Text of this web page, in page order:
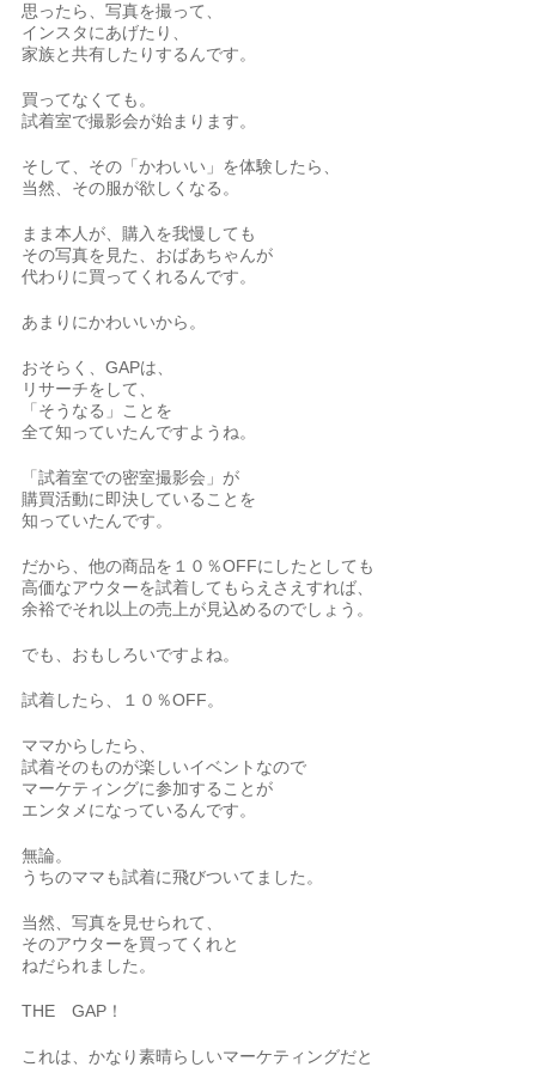
思ったら、写真を撮って、
インスタにあげたり、
家族と共有したりするんです。
買ってなくても。
試着室で撮影会が始まります。
そして、その「かわいい」を体験したら、
当然、その服が欲しくなる。
まま本人が、購入を我慢しても
その写真を見た、おばあちゃんが
代わりに買ってくれるんです。
あまりにかわいいから。
おそらく、GAPは、
リサーチをして、
「そうなる」ことを
全て知っていたんですようね。
「試着室での密室撮影会」が
購買活動に即決していることを
知っていたんです。
だから、他の商品を１０％OFFにしたとしても
高価なアウターを試着してもらえさえすれば、
余裕でそれ以上の売上が見込めるのでしょう。
でも、おもしろいですよね。
試着したら、１０％OFF。
ママからしたら、
試着そのものが楽しいイベントなので
マーケティングに参加することが
エンタメになっているんです。
無論。
うちのママも試着に飛びついてました。
当然、写真を見せられて、
そのアウターを買ってくれと
ねだられました。
THE GAP！
これは、かなり素晴らしいマーケティングだと